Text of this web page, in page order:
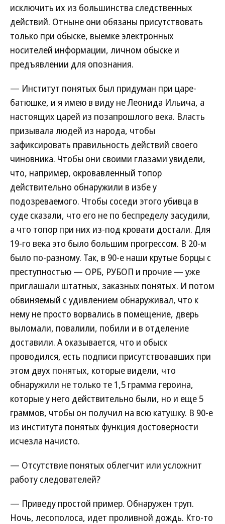
исключить их из большинства следственных
действий. Отныне они обязаны присутствовать
только при обыске, выемке электронных
носителей информации, личном обыске и
предъявлении для опознания.
— Институт понятых был придуман при царе-
батюшке, и я имею в виду не Леонида Ильича, а
настоящих царей из позапрошлого века. Власть
призывала людей из народа, чтобы
зафиксировать правильность действий своего
чиновника. Чтобы они своими глазами увидели,
что, например, окровавленный топор
действительно обнаружили в избе у
подозреваемого. Чтобы соседи этого убивца в
суде сказали, что его не по беспределу засудили,
а что топор при них из-под кровати достали. Для
19-го века это было большим прогрессом. В 20-м
было по-разному. Так, в 90-е наши крутые борцы с
преступностью — ОРБ, РУБОП и прочие — уже
приглашали штатных, заказных понятых. И потом
обвиняемый с удивлением обнаруживал, что к
нему не просто ворвались в помещение, дверь
выломали, повалили, побили и в отделение
доставили. А оказывается, что и обыск
проводился, есть подписи присутствовавших при
этом двух понятых, которые видели, что
обнаружили не только те 1,5 грамма героина,
которые у него действительно были, но и еще 5
граммов, чтобы он получил на всю катушку. В 90-е
из института понятых функция достоверности
исчезла начисто.
— Отсутствие понятых облегчит или усложнит
работу следователей?
— Приведу простой пример. Обнаружен труп.
Ночь, лесополоса, идет проливной дождь. Кто-то